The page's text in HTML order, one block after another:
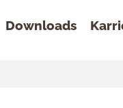
Downloads